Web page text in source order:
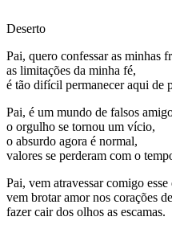
Deserto
Pai, quero confessar as minhas
as limitações da minha fé,
é tão difícil permanecer aqui de
Pai, é um mundo de falsos
o orgulho se tornou um vício,
o absurdo agora é normal,
valores se perderam com o
Pai, vem atravessar comigo esse
vem brotar amor nos corações
fazer cair dos olhos as escamas.